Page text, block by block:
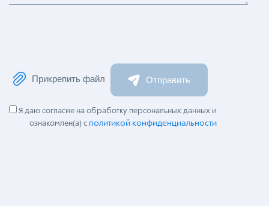
Прикрепить файл Отправить
Я даю согласие на обработку персональных данных и
ознакомлен(а) с политикой конфиденциальности